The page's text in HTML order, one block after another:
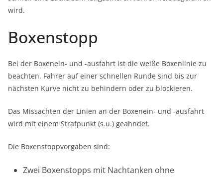
wird.
Boxenstopp
Bei der Boxenein- und -ausfahrt ist die weiße Boxenlinie zu
beachten. Fahrer auf einer schnellen Runde sind bis zur
nächsten Kurve nicht zu behindern oder zu blockieren.
Das Missachten der Linien an der Boxenein- und -ausfahrt
wird mit einem Strafpunkt (s.u.) geahndet.
Die Boxenstoppvorgaben sind:
Zwei Boxenstopps mit Nachtanken ohne